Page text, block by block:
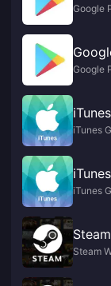
Google
Google
iTunes
iTunes
Steam